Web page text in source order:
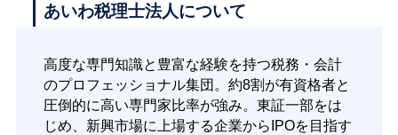
あいわ税理士法人について
高度な専門知識と豊富な経験を持つ税務・会計
のプロフェッショナル集団。約8割が有資格者と
圧倒的に高い専門家比率が強み。東証一部をは
じめ、新興市場に上場する企業からIPOを目指す